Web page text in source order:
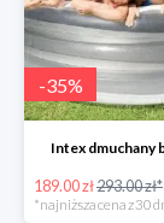
-35%
Intex dmuchany
189.00 zł293.00 zł*